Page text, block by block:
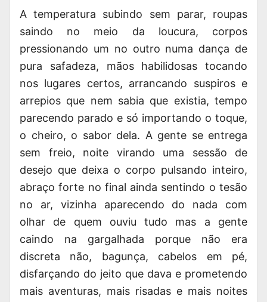
A temperatura subindo sem parar, roupas
saindo no meio da loucura, corpos
pressionando um no outro numa dança de
pura safadeza, mãos habilidosas tocando
nos lugares certos, arrancando suspiros e
arrepios que nem sabia que existia, tempo
parecendo parado e só importando o toque,
o cheiro, o sabor dela. A gente se entrega
sem freio, noite virando uma sessão de
desejo que deixa o corpo pulsando inteiro,
abraço forte no final ainda sentindo o tesão
no ar, vizinha aparecendo do nada com
olhar de quem ouviu tudo mas a gente
caindo na gargalhada porque não era
discreta não, bagunça, cabelos em pé,
disfarçando do jeito que dava e prometendo
mais aventuras, mais risadas e mais noites